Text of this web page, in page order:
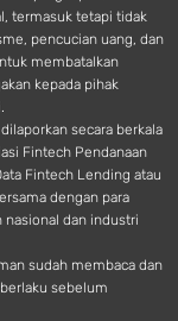
termasuk tetapi tidak
pencucian uang, dan
membatalkan
kepada pihak
secara berkala
Fintech Pendanaan
Fintech Lending atau
dengan para
nasional dan industri
sudah membaca dan
sebelum